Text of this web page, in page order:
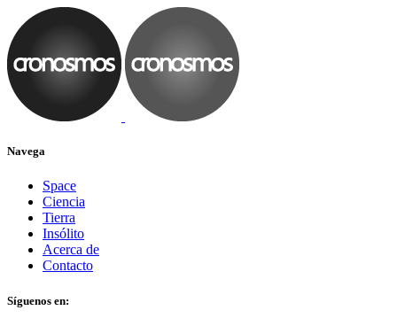
Navega
Space
Ciencia
Tierra
Insólito
Acerca de
Contacto
Síguenos en: